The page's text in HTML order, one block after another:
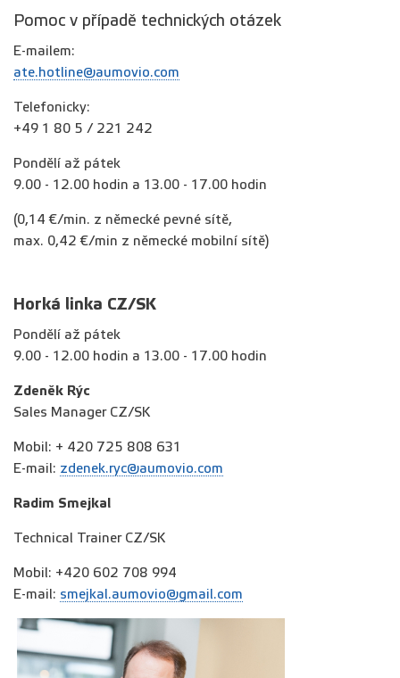
Pomoc v případě technických otázek
E-mailem:
ate.hotline@aumovio.com
Telefonicky:
+49 1 80 5 / 221 242
Pondělí až pátek
9.00 - 12.00 hodin a 13.00 - 17.00 hodin
(0,14 €/min. z německé pevné sítě,
max. 0,42 €/min z německé mobilní sítě)
Horká linka CZ/SK
Pondělí až pátek
9.00 - 12.00 hodin a 13.00 - 17.00 hodin
Zdeněk Rýc
Sales Manager CZ/SK
Mobil: + 420 725 808 631
E-mail: zdenek.ryc@aumovio.com
Radim Smejkal
Technical Trainer CZ/SK
Mobil: +420 602 708 994
E-mail: smejkal.aumovio@gmail.com